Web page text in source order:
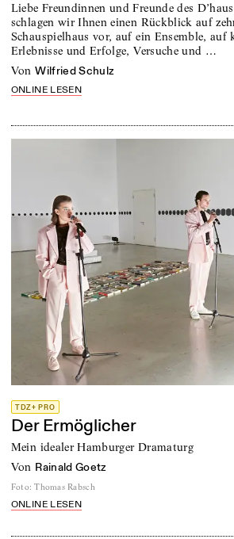
Liebe Freundinnen und Freunde des
schlagen wir Ihnen einen Rückblick auf
Schauspielhaus vor, auf ein Ensemble, auf
Erlebnisse und Erfolge, Versuche und …
von Wilfried Schulz
ONLINE LESEN
TDZ+ PRO
Der Ermöglicher
Mein idealer Hamburger Dramaturg
von Rainald Goetz
Foto: Thomas Rabsch
ONLINE LESEN